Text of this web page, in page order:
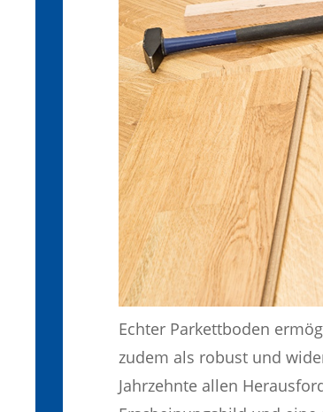
Echter Parkettboden
zudem als robust und
Jahrzehnte allen